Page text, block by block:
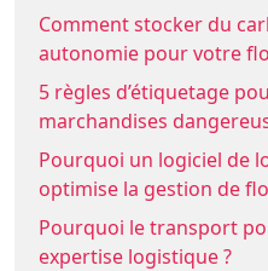
Comment stocker du
autonomie pour votre
5 règles d’étiquetage
marchandises
Pourquoi un logiciel de
optimise la gestion de
Pourquoi le transport
expertise logistique ?